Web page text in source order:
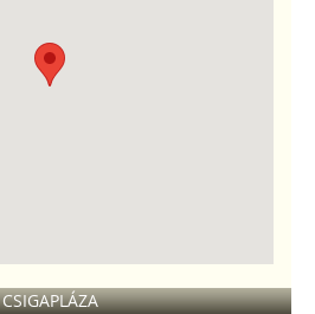
CSIGAPLÁZA